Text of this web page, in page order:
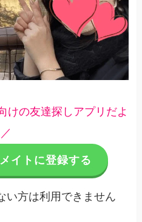
けの友達探しアプリだよ
／
イトに登録する
い方は利用できません